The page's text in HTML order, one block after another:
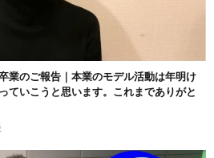
業のご報告｜本業のモデル活動は年明け
ていこうと思います。これまでありがと